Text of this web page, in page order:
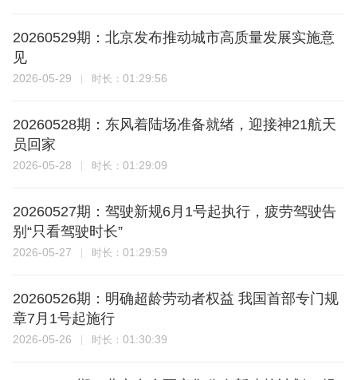
20260529期：北京发布推动城市高质量发展实施意
见
2026-05-29 时长： 01:29:56
20260528期：东风着陆场准备就绪，迎接神21航天
员回家
2026-05-28 时长： 01:29:09
20260527期：驾驶新规6月1号起执行，疲劳驾驶告
别“只看驾驶时长”
2026-05-27 时长： 01:29:59
20260526期：明确超龄劳动者权益 我国首部专门规
章7月1号起施行
2026-05-26 时长： 01:30:39